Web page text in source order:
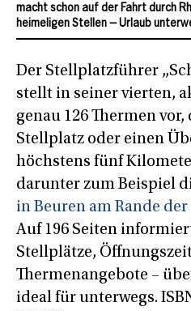
macht schon auf der Fahrt durch
heimeligen Stellen – Urlaub
Der Stellplatzführer
stellt in seiner vierten,
genau 126 Thermen
Stellplatz oder einen
höchstens fünf
darunter zum Beispiel
in Beuren am Rande
Auf 196 Seiten
Stellplätze,
Thermenangebote –
ideal für unterwegs.